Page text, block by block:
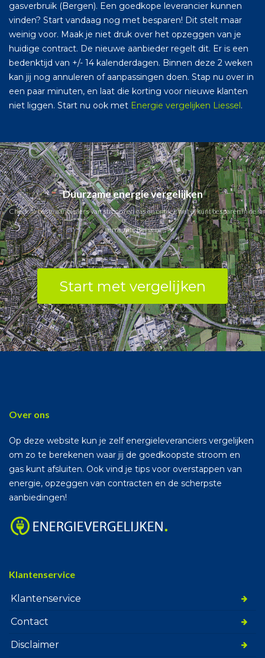
gasverbruik (Bergen). Een goedkope leverancier kunnen
vinden? Start vandaag nog met besparen! Dit stelt maar
weinig voor. Maak je niet druk over het opzeggen van je
huidige contract. De nieuwe aanbieder regelt dit. Er is een
bedenktijd van +/- 14 kalenderdagen. Binnen deze 2 weken
kan jij nog annuleren of aanpassingen doen. Stap nu over in
een paar minuten, en laat die korting voor nieuwe klanten
niet liggen. Start nu ook met Energie vergelijken Liessel.
Duurzame energie vergelijken
Check de beste aanbieders van stroom en gas en ontdek wat jij kunt besparen in de
gemeente Bergen.
Start met vergelijken
Over ons
Op deze website kun je zelf energieleveranciers vergelijken
om zo te berekenen waar jij de goedkoopste stroom en
gas kunt afsluiten. Ook vind je tips voor overstappen van
energie, opzeggen van contracten en de scherpste
aanbiedingen!
Klantenservice
Klantenservice
Contact
Disclaimer